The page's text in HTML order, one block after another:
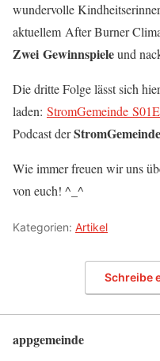
wundervolle
aktuellem After Burner
Zwei Gewinnspieleund
Die dritte Folge lässt sich
laden: StromGemeinde
Podcast derStromGemeinde
Wie immer freuen wir uns
von euch! ^_^
Kategorien: Artikel
Schreibe
appgemeinde